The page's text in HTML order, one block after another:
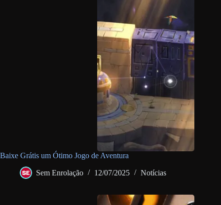
Baixe Grátis um Ótimo Jogo de Aventura
Sem Enrolação 12/07/2025 Notícias